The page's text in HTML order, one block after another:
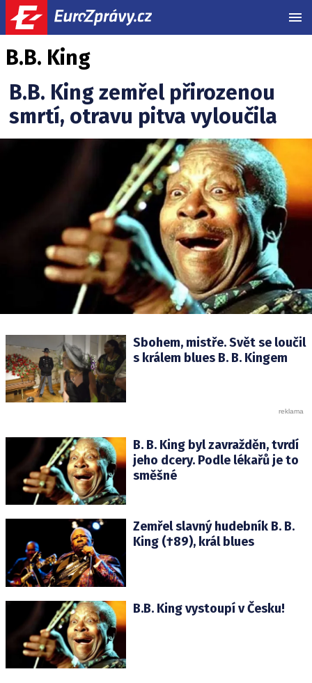
B.B. King
B.B. King zemřel přirozenou
smrtí, otravu pitva vyloučila
Sbohem, mistře. Svět se loučil
s králem blues B. B. Kingem
B. B. King byl zavražděn, tvrdí
jeho dcery. Podle lékařů je to
směšné
Zemřel slavný hudebník B. B.
King (†89), král blues
B.B. King vystoupí v Česku!